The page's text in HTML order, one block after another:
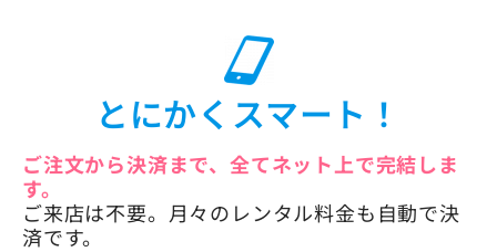
とにかくスマート！
ご注文から決済まで、全てネット上で完結しま
す。
ご来店は不要。月々のレンタル料金も自動で決
済です。